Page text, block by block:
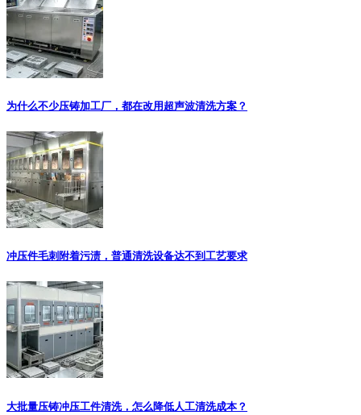
为什么不少压铸加工厂，都在改用超声波清洗方案？
冲压件毛刺附着污渍，普通清洗设备达不到工艺要求
大批量压铸冲压工件清洗，怎么降低人工清洗成本？